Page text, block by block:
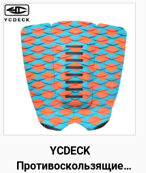
имитации тика Морской
коврик Морской ковёр
Холодильные крышки
Антискользящее
самоклеющееся
напольное покрытие для
плоскодонных лодок и
яхт
YCDECK
Противоскользящие